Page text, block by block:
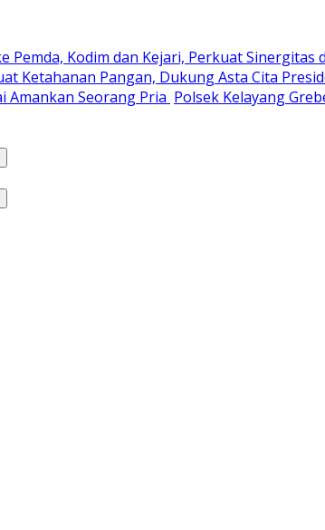
Pemda, Kodim dan Kejari, Perkuat Sinergitas
Ketahanan Pangan, Dukung Asta Cita
Amankan Seorang Pria Polsek Kelayang